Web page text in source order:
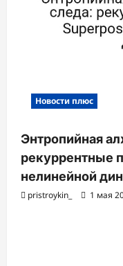
Новости плюс
Энтропийная
рекуррентные
нелинейной
pristroykin_ 1 мая